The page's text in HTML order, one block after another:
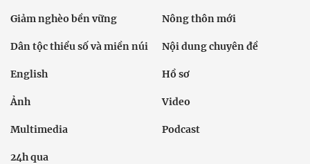
Giảm nghèo bền vững Nông thôn mới
Dân tộc thiểu số và miền núi Nội dung chuyên đề
English Hồ sơ
Ảnh Video
Multimedia Podcast
24h qua